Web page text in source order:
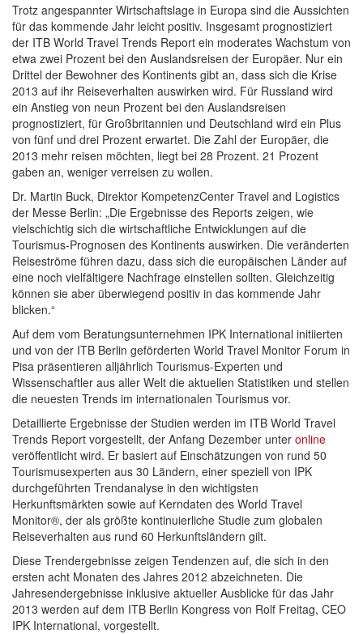
Trotz angespannter Wirtschaftslage in Europa sind die Aussichten
für das kommende Jahr leicht positiv. Insgesamt prognostiziert
der ITB World Travel Trends Report ein moderates Wachstum von
etwa zwei Prozent bei den Auslandsreisen der Europäer. Nur ein
Drittel der Bewohner des Kontinents gibt an, dass sich die Krise
2013 auf ihr Reiseverhalten auswirken wird. Für Russland wird
ein Anstieg von neun Prozent bei den Auslandsreisen
prognostiziert, für Großbritannien und Deutschland wird ein Plus
von fünf und drei Prozent erwartet. Die Zahl der Europäer, die
2013 mehr reisen möchten, liegt bei 28 Prozent. 21 Prozent
gaben an, weniger verreisen zu wollen.
Dr. Martin Buck, Direktor KompetenzCenter Travel and Logistics
der Messe Berlin: „Die Ergebnisse des Reports zeigen, wie
vielschichtig sich die wirtschaftliche Entwicklungen auf die
Tourismus-Prognosen des Kontinents auswirken. Die veränderten
Reiseströme führen dazu, dass sich die europäischen Länder auf
eine noch vielfältigere Nachfrage einstellen sollten. Gleichzeitig
können sie aber überwiegend positiv in das kommende Jahr
blicken.“
Auf dem vom Beratungsunternehmen IPK International initiierten
und von der ITB Berlin geförderten World Travel Monitor Forum in
Pisa präsentieren alljährlich Tourismus-Experten und
Wissenschaftler aus aller Welt die aktuellen Statistiken und stellen
die neuesten Trends im internationalen Tourismus vor.
Detaillierte Ergebnisse der Studien werden im ITB World Travel
Trends Report vorgestellt, der Anfang Dezember unter online
veröffentlicht wird. Er basiert auf Einschätzungen von rund 50
Tourismusexperten aus 30 Ländern, einer speziell von IPK
durchgeführten Trendanalyse in den wichtigsten
Herkunftsmärkten sowie auf Kerndaten des World Travel
Monitor®, der als größte kontinuierliche Studie zum globalen
Reiseverhalten aus rund 60 Herkunftsländern gilt.
Diese Trendergebnisse zeigen Tendenzen auf, die sich in den
ersten acht Monaten des Jahres 2012 abzeichneten. Die
Jahresendergebnisse inklusive aktueller Ausblicke für das Jahr
2013 werden auf dem ITB Berlin Kongress von Rolf Freitag, CEO
IPK International, vorgestellt.